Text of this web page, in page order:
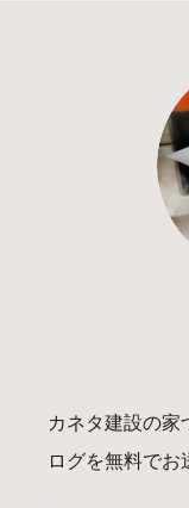
カネタ建設の家
ログを無料でお